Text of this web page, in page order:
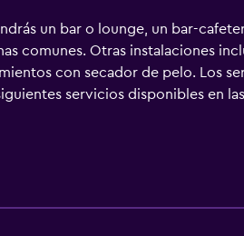
un bar o lounge, un bar-
comunes. Otras instalaciones
con secador de pelo. Los
servicios disponibles en
de limpieza todos los días y
sauna. Se pueden